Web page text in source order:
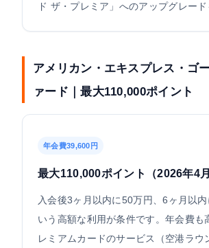
ド ザ・プレミア」へのアップグレード
アメリカン・エキスプレス・ゴ
ァード｜最大110,000ポイント
年会費39,600円
最大110,000ポイント（2026年4月
入会後3ヶ月以内に50万円、6ヶ月以
いう高額な利用が条件です。年会費も
レミアムカードのサービス（空港ラウ